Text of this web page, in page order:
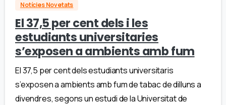
Notícies Novetats
El 37,5 per cent dels i les
estudiants universitaries
s’exposen a ambients amb fum
El 37,5 per cent dels estudiants universitaris
s’exposen a ambients amb fum de tabac de dilluns a
divendres, segons un estudi de la Universitat de